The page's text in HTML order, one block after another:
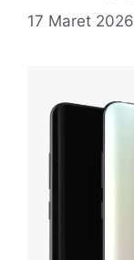
17 Maret 2026